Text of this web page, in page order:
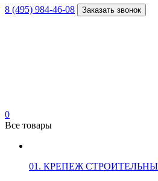
8 (495) 984-46-08 Заказать звонок
0
Все товары
01. КРЕПЕЖ